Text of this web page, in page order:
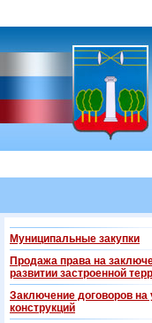
Муниципальные закупки
Продажа права на
развитии застроенной
Заключение договоров
конструкций